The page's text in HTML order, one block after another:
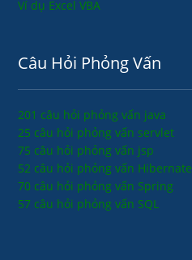
Ví dụ Excel VBA
Câu Hỏi Phỏng Vấn
201 câu hỏi phỏng vấn java
25 câu hỏi phỏng vấn servlet
75 câu hỏi phỏng vấn jsp
52 câu hỏi phỏng vấn Hibernate
70 câu hỏi phỏng vấn Spring
57 câu hỏi phỏng vấn SQL